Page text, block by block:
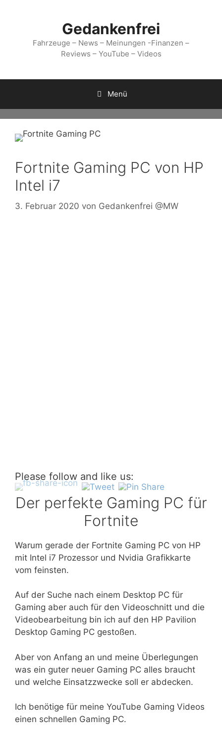
Gedankenfrei
Fahrzeuge – News – Meinungen -Finanzen –
Reviews – YouTube – Videos
Menü
Fortnite Gaming PC von HP
Intel i7
3. Februar 2020 von Gedankenfrei @MW
Please follow and like us:
Der perfekte Gaming PC für
Fortnite
Warum gerade der Fortnite Gaming PC von HP
mit Intel i7 Prozessor und Nvidia Grafikkarte
vom feinsten.
Auf der Suche nach einem Desktop PC für
Gaming aber auch für den Videoschnitt und die
Videobearbeitung bin ich auf den HP Pavilion
Desktop Gaming PC gestoßen.
Aber von Anfang an und meine Überlegungen
was ein guter neuer Gaming PC alles braucht
und welche Einsatzzwecke soll er abdecken.
Ich benötige für meine YouTube Gaming Videos
einen schnellen Gaming PC.